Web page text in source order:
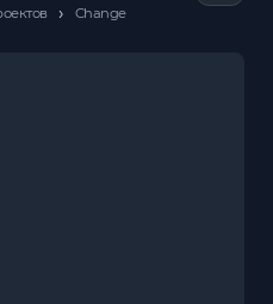
› Change